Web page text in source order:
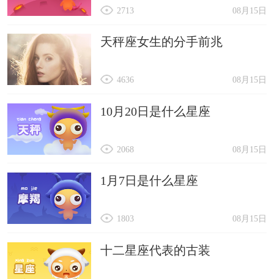
08月15日
2713
天秤座女生的分手前兆
08月15日
4636
10月20日是什么星座
08月15日
2068
1月7日是什么星座
08月15日
1803
十二星座代表的古装